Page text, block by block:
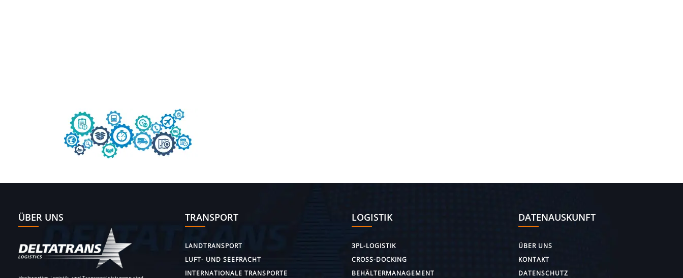
ÜBER UNS TRANSPORT
LANDTRANSPORT
LUFT- UND SEEFRACHT
INTERNATIONALE TRANSPORTE
LOGISTIK
3PL-LOGISTIK
CROSS-DOCKING
BEHÄLTERMANAGEMENT
DATENAUSKUNFT
ÜBER UNS
KONTAKT
DATENSCHUTZ